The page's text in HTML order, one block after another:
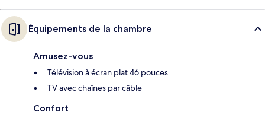
Équipements de la chambre
Amusez-vous
Télévision à écran plat 46 pouces
TV avec chaînes par câble
Confort